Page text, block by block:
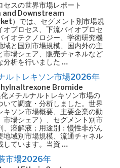
セスの世界市場レポート
and Downstream
）では、セグメント別市場規
オプロセス、下流バイオプロセ
イオテクノロジー、学術研究機
域と国別市場規模、国内外の主
市場シェア、販売チャネルなど
分析を行いました …
ルトレキソン市場2026年
Bromide
メチルナルトレキソン市場の
いて調査・分析しました。世界
キソン市場概要、主要企業の動
市場シェア）、セグメント別市
、溶解液；用途別：慢性非がん
地域別市場規模、流通チャネル
しています。当資 …
市場2026年